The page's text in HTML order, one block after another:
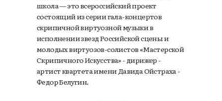
школа — это всероссийский проект
состоящий из серии гала-концертов
скрипичной виртуозной музыки в
исполнении звезд Российской сцены и
молодых виртуозов-солистов «Мастерской
Скрипичного Искусства» - дирижер -
артист квартета имени Давида Ойстраха -
Федор Белугин.